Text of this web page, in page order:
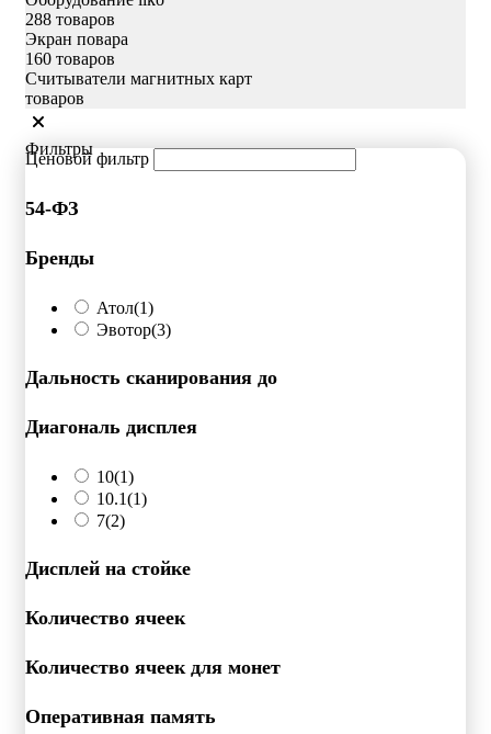
288 товаров
Экран повара
160 товаров
Считыватели магнитных карт
товаров
Фильтры
Ценовой фильтр
54-ФЗ
Бренды
Атол(1)
Эвотор(3)
Дальность сканирования до
Диагональ дисплея
10(1)
10.1(1)
7(2)
Дисплей на стойке
Количество ячеек
Количество ячеек для монет
Оперативная память